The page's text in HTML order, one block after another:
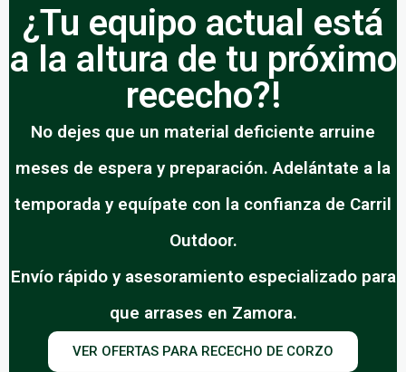
¿Tu equipo actual está
a la altura de tu próximo
rececho?!
No dejes que un material deficiente arruine
meses de espera y preparación. Adelántate a la
temporada y equípate con la confianza de Carril
Outdoor.
Envío rápido y asesoramiento especializado para
que arrases en Zamora.
VER OFERTAS PARA RECECHO DE CORZO